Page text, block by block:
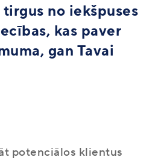
no iekšpuses
kas paver
gan Tavai
potenciālos klientus